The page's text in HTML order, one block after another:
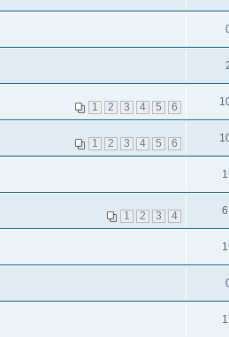
1 2 3 4 5 6
1 2 3 4 5 6
1 2 3 4